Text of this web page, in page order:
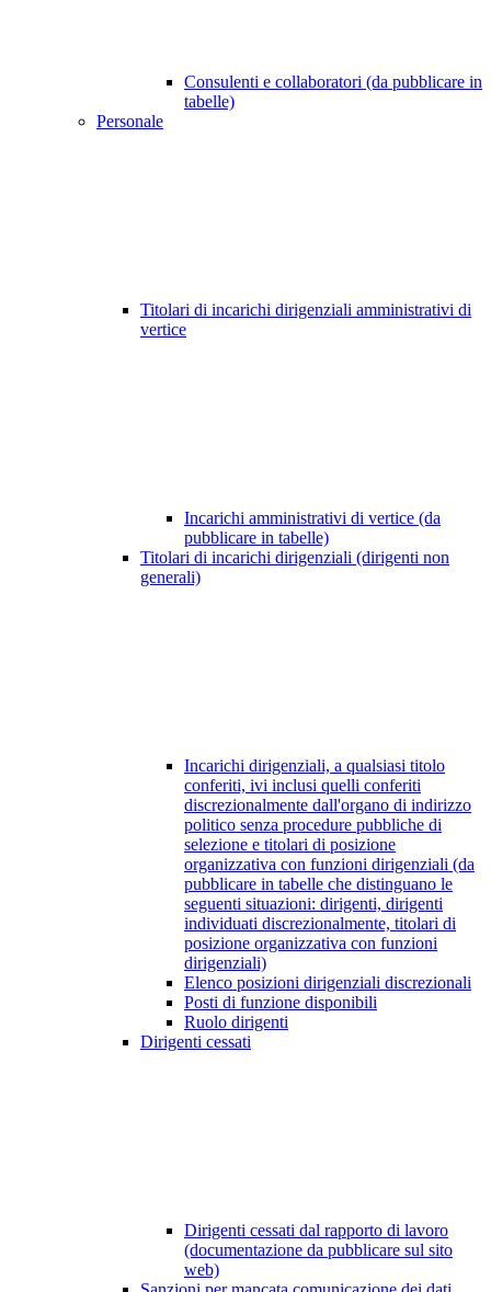
Consulenti e collaboratori (da pubblicare in
tabelle)
Personale
Titolari di incarichi dirigenziali amministrativi di
vertice
Incarichi amministrativi di vertice (da
pubblicare in tabelle)
Titolari di incarichi dirigenziali (dirigenti non
generali)
Incarichi dirigenziali, a qualsiasi titolo
conferiti, ivi inclusi quelli conferiti
discrezionalmente dall'organo di indirizzo
politico senza procedure pubbliche di
selezione e titolari di posizione
organizzativa con funzioni dirigenziali (da
pubblicare in tabelle che distinguano le
seguenti situazioni: dirigenti, dirigenti
individuati discrezionalmente, titolari di
posizione organizzativa con funzioni
dirigenziali)
Elenco posizioni dirigenziali discrezionali
Posti di funzione disponibili
Ruolo dirigenti
Dirigenti cessati
Dirigenti cessati dal rapporto di lavoro
(documentazione da pubblicare sul sito
web)